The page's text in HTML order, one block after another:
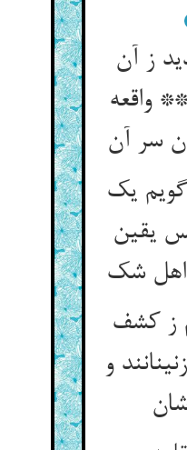
ز آن
واقعه
سر آن‏
گویم یک
یقین
اهل شک‏
ز کشف
و